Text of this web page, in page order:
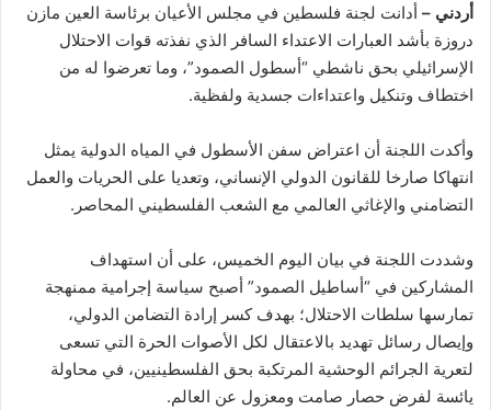
أردني – أدانت لجنة فلسطين في مجلس الأعيان برئاسة العين مازن
دروزة بأشد العبارات الاعتداء السافر الذي نفذته قوات الاحتلال
الإسرائيلي بحق ناشطي “أسطول الصمود”، وما تعرضوا له من
اختطاف وتنكيل واعتداءات جسدية ولفظية.
وأكدت اللجنة أن اعتراض سفن الأسطول في المياه الدولية يمثل
انتهاكا صارخا للقانون الدولي الإنساني، وتعديا على الحريات والعمل
التضامني والإغاثي العالمي مع الشعب الفلسطيني المحاصر.
وشددت اللجنة في بيان اليوم الخميس، على أن استهداف
المشاركين في “أساطيل الصمود” أصبح سياسة إجرامية ممنهجة
تمارسها سلطات الاحتلال؛ بهدف كسر إرادة التضامن الدولي،
وإيصال رسائل تهديد بالاعتقال لكل الأصوات الحرة التي تسعى
لتعرية الجرائم الوحشية المرتكبة بحق الفلسطينيين، في محاولة
يائسة لفرض حصار صامت ومعزول عن العالم.